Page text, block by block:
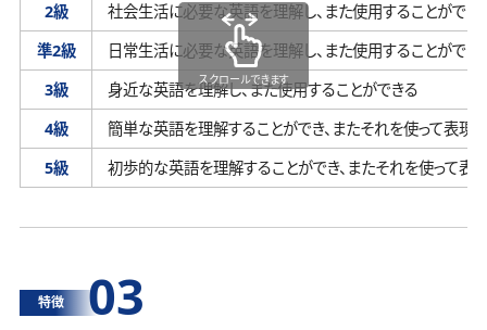
2級
社会生活に必要な英語を理解し、 また使用することができ
準2級
日常生活に必要な英語を理解し、 また使用することができ
3級
身近な英語を理解し、また使用することができる
4級
簡単な英語を理解することができ、 またそれを使って表現
5級
初歩的な英語を理解することができ、 またそれを使って表
スクロールできます
特徴 03